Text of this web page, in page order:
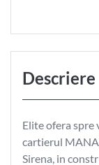
Descriere
Elite ofera spre
cartierul
Sirena, in